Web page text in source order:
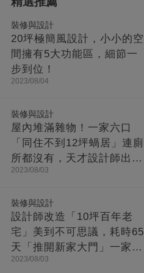
裝修與設計
20坪極簡風設計，小小的空
間擁有5大功能區，細節一
步到位！
2023/08/04
裝修與設計
屋內堆滿雜物！一家六口
「同住不到12坪蝸居」連廁
所都沒有，天才設計師出馬
「打造功能齊全迷你房」成
2023/08/03
裝修與設計
設計師改造「10坪百年老
宅」美到不可思議，耗時65
天「推開新家大門」一家8
口哭了
2023/08/03